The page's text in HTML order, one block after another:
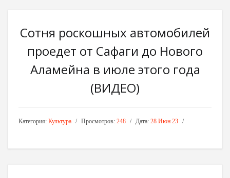
Сотня роскошных автомобилей
проедет от Сафаги до Нового
Аламейна в июле этого года
(ВИДЕО)
Категория: Культура Просмотров: 248 Дата: 28 Июн 23